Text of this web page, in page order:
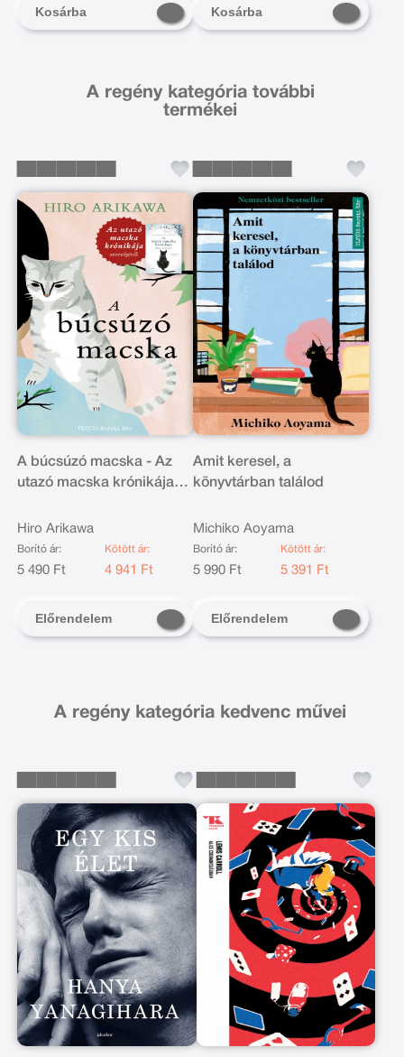
Kosárba Kosárba
A regény kategória további
termékei
A búcsúzó macska - Az
utazó macska krónikája
Hiro Arikawa
Borító ár:
5 490 Ft
Kötött ár:
4 941 Ft
Előrendelem
Amit keresel, a
könyvtárban találod
Michiko Aoyama
Borító ár:
5 990 Ft
Kötött ár:
5 391 Ft
Előrendelem
A regény kategória kedvenc művei